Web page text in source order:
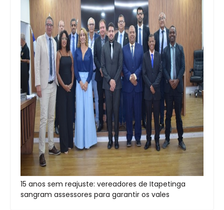
15 anos sem reajuste: vereadores de Itapetinga
sangram assessores para garantir os vales